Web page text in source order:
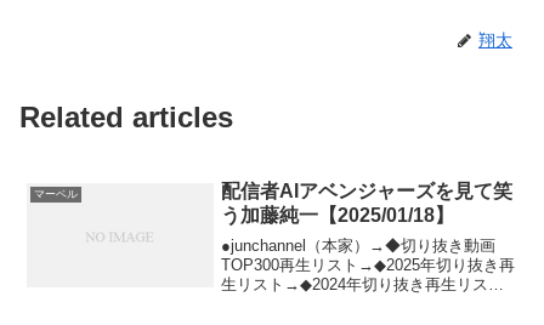
翔太
Related articles
マーベル
配信者AIアベンジャーズを見て笑
う加藤純一【2025/01/18】
●junchannel（本家）→◆切り抜き動画
TOP300再生リスト→◆2025年切り抜き再
生リスト→◆2024年切り抜き再生リスト